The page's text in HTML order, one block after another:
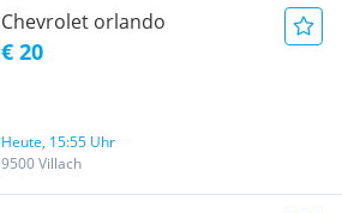
Chevrolet orlando
€ 20
Heute, 15:55 Uhr
9500 Villach